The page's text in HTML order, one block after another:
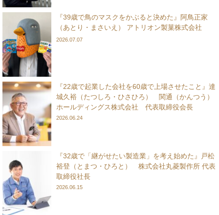
『39歳で鳥のマスクをかぶると決めた』阿鳥正家
（あとり・まさいえ） アトリオン製菓株式会社
2026.07.07
『22歳で起業した会社を60歳で上場させたこと』達
城久裕（たつしろ・ひさひろ） 関通（かんつう）
ホールディングス株式会社 代表取締役会長
2026.06.24
『32歳で「継がせたい製造業」を考え始めた』戸松
裕登（とまつ・ひろと） 株式会社丸菱製作所 代表
取締役社長
2026.06.15